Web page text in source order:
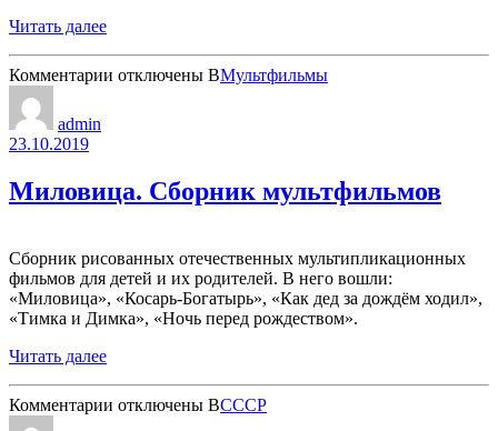
Читать далее
Комментарии котключены ВМультфильмы
admin
23.10.2019
Миловица. Сборник мультфильмов
Сборник рисованных отечественных мультипликационных
фильмов для детей и их родителей. В него вошли:
«Миловица», «Косарь-Богатырь», «Как дед за дождём ходил»,
«Тимка и Димка», «Ночь перед рождеством».
Читать далее
Комментарии котключены ВСССР